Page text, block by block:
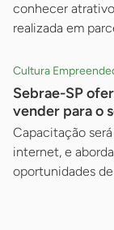
conhecer
realizada em
Cultura
Sebrae-SP
vender para o
Capacitação
internet, e
oportunidades